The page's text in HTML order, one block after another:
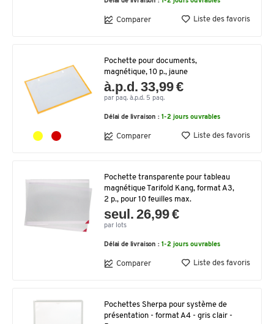
Comparer Liste des favoris
Pochette pour documents,
magnétique, 10 p., jaune
à.p.d. 33,99 €
par paq. à.p.d. 5 paq.
Délai de livraison : 1-2 jours ouvrables
Comparer Liste des favoris
Pochette transparente pour tableau
magnétique Tarifold Kang, format A3,
2 p., pour 10 feuilles max.
seul. 26,99 €
par lots
Délai de livraison : 1-2 jours ouvrables
Comparer Liste des favoris
Pochettes Sherpa pour système de
présentation - format A4 - gris clair -